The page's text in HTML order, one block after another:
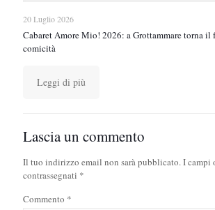
20 Luglio 2026
Cabaret Amore Mio! 2026: a Grottammare torna
comicità
Leggi di più
Lascia un commento
Il tuo indirizzo email non sarà pubblicato.I campi
contrassegnati *
Commento *